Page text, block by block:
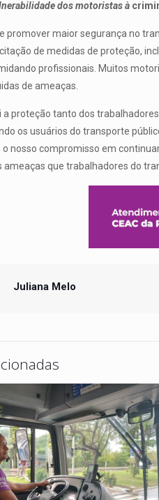
dos motoristas à
promover maior segurança no
de medidas de proteção,
profissionais. Muitos
de ameaças.
a proteção tanto dos
os usuários do transporte
nosso compromisso em
ameaças que trabalhadores do
Juliana Melo